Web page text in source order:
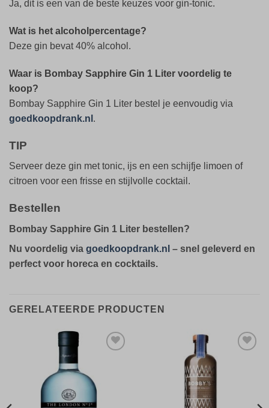
Ja, dit is een van de beste keuzes voor gin-tonic.
Wat is het alcoholpercentage?
Deze gin bevat 40% alcohol.
Waar is Bombay Sapphire Gin 1 Liter voordelig te
koop?
Bombay Sapphire Gin 1 Liter bestel je eenvoudig via
goedkoopdrank.nl .
TIP
Serveer deze gin met tonic, ijs en een schijfje limoen of
citroen voor een frisse en stijlvolle cocktail.
Bestellen
Bombay Sapphire Gin 1 Liter bestellen?
Nu voordelig via goedkoopdrank.nl – snel geleverd en
perfect voor horeca en cocktails.
GERELATEERDE PRODUCTEN
verlanglijst